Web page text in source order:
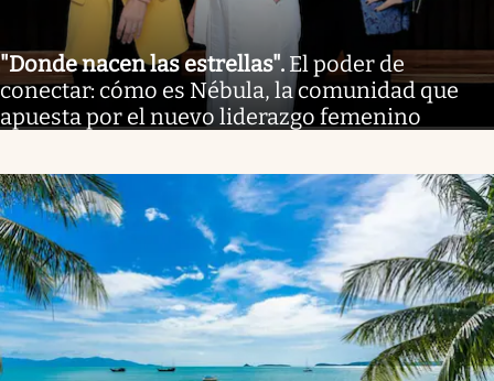
"Donde nacen las estrellas". El poder de
conectar: cómo es Nébula, la comunidad que
apuesta por el nuevo liderazgo femenino